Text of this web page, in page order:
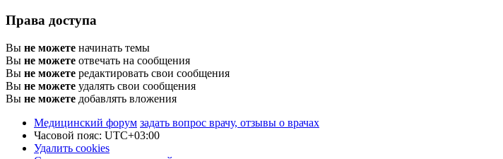
Права доступа
Вы не можете начинать темы
Вы не можете отвечать на сообщения
Вы не можете редактировать свои сообщения
Вы не можете удалять свои сообщения
Вы не можете добавлять вложения
Медицинский форум задать вопрос врачу, отзывы о врачах
Часовой пояс: UTC+03:00
Удалить cookies